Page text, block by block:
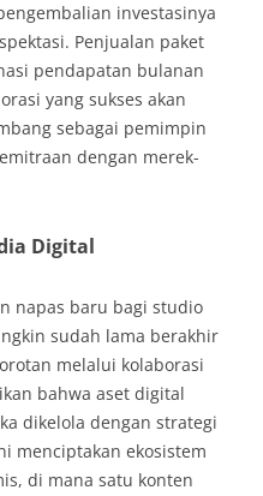
investasinya
Penjualan paket
pendapatan bulanan
yang sukses akan
sebagai pemimpin
dengan merek-
Digital
napas baru bagi studio
sudah lama berakhir
melalui kolaborasi
bahwa aset digital
dikelola dengan strategi
menciptakan ekosistem
di mana satu konten